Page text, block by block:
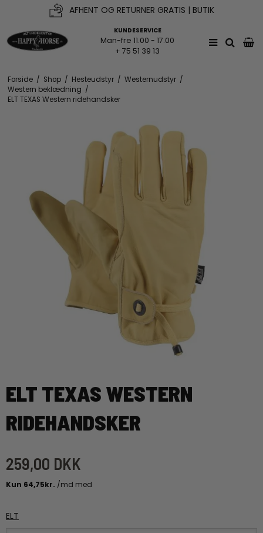
AFHENT OG RETURNER GRATIS | BUTIK
KUNDESERVICE
Man-fre 11.00 - 17.00
+ 75 51 39 13
Forside / Shop / Hesteudstyr / Westernudstyr /
Western beklædning /
ELT TEXAS Western ridehandsker
ELT TEXAS WESTERN
RIDEHANDSKER
259,00 DKK
ELT